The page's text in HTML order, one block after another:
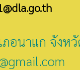
ภอนาแก จังห